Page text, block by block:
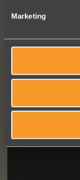
Marketing